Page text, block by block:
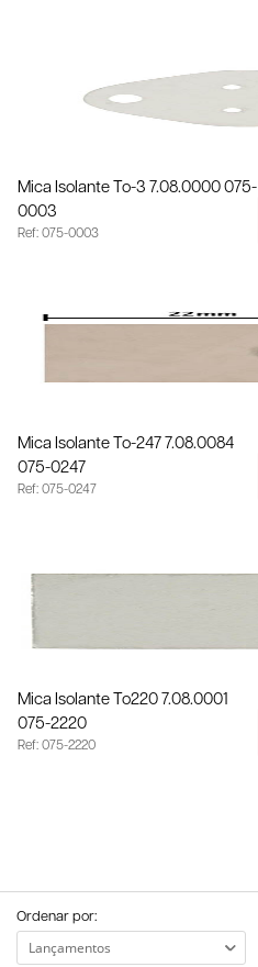
Mica Isolante To-3 7.08.0000 075-
0003
Ref: 075-0003
Mica Isolante To-247 7.08.0084
075-0247
Ref: 075-0247
Mica Isolante To220 7.08.0001
075-2220
Ref: 075-2220
Ordenar por: